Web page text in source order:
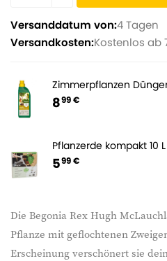
Die Begonia Rex Hugh
Pflanze mit geflochtenen
Erscheinung verschönert sie
Versanddatum von:4 Tagen
Versandkosten:Kostenlos ab
Zimmerpflanzen
899 €
Pflanzerde kompakt 10 L
599 €